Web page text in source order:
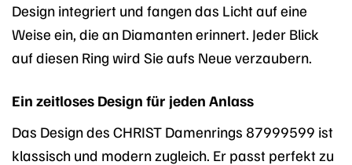
Design integriert und fangen das Licht auf eine
Weise ein, die an Diamanten erinnert. Jeder Blick
auf diesen Ring wird Sie aufs Neue verzaubern.
Ein zeitloses Design für jeden Anlass
Das Design des CHRIST Damenrings 87999599 ist
klassisch und modern zugleich. Er passt perfekt zu